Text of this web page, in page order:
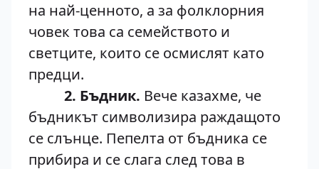
на най-ценното, а за фолклорния
човек това са семейството и
светците, които се осмислят като
предци.
2. Бъдник. Вече казахме, че
бъдникът символизира раждащото
се слънце. Пепелта от бъдника се
прибира и се слага след това в